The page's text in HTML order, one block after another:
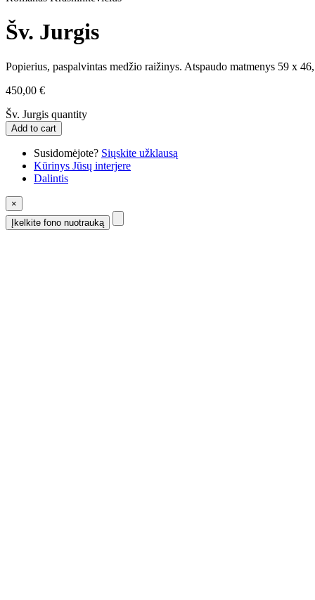
Šv. Jurgis
Popierius, paspalvintas medžio raižinys. Atspaudo matmenys 59 x
450,00 €
Šv. Jurgis quantity
Add to cart
Susidomėjote? Siųskite užklausą
Kūrinys Jūsų interjere
Dalintis
×
Įkelkite fono nuotrauką